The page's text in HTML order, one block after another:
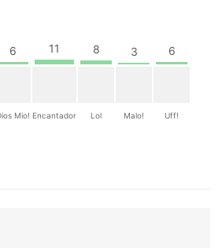
6
Mio!
11
Encantador
8
Lol
3
Malo!
6
Uff!